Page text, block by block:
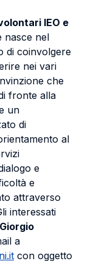
IEO e
nasce nel
di coinvolgere
nei vari
che
fronte alla
un
di
al
e
e
attraverso
interessati
a
con oggetto